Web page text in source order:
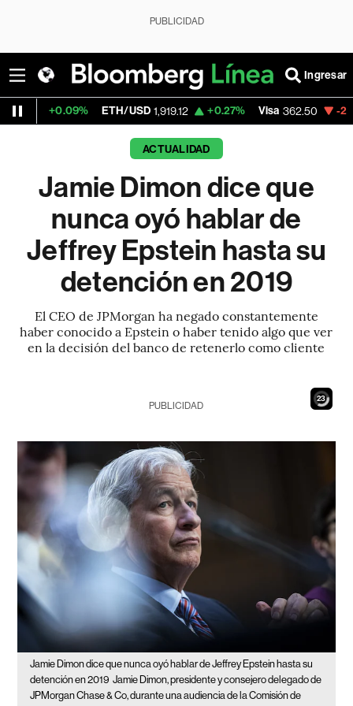
PUBLICIDAD
Ingresar
ETH/USD 1,919.12 +0.27% Visa 362.50 -2.15%
ACTUALIDAD
Jamie Dimon dice que
nunca oyó hablar de
Jeffrey Epstein hasta su
detención en 2019
El CEO de JPMorgan ha negado constantemente
haber conocido a Epstein o haber tenido algo que ver
en la decisión del banco de retenerlo como cliente
22
PUBLICIDAD
Jamie Dimon dice que nunca oyó hablar de Jeffrey Epstein hasta su
detención en 2019 Jamie Dimon, presidente y consejero delegado de
JPMorgan Chase & Co, durante una audiencia de la Comisión de